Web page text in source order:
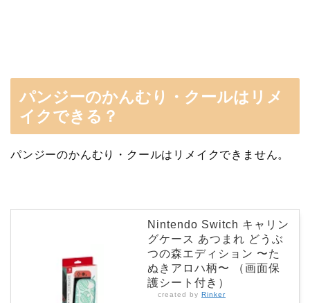
パンジーのかんむり・クールはリメ
イクできる？
パンジーのかんむり・クールはリメイクできません。
Nintendo Switch キャリン
グケース あつまれ どうぶ
つの森エディション 〜た
ぬきアロハ柄〜 （画面保
護シート付き）
created by Rinker